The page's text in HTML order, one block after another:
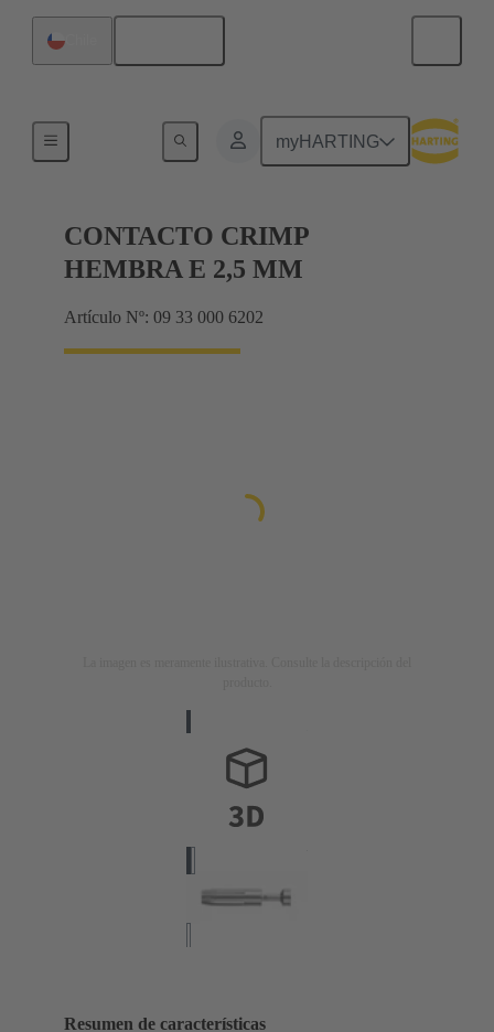
myHARTING
CONTACTO CRIMP
HEMBRA E 2,5 MM
Artículo Nº: 09 33 000 6202
Resumen de características